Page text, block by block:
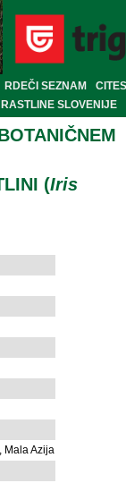
RDEČI SEZNAM
CITES
RASTLINE SLOVENIJE
(Iris
Mala Azija